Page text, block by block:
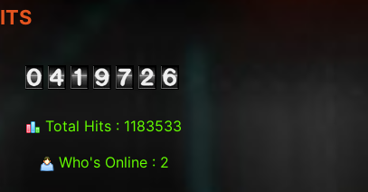
Total Hits : 1183533
Who's Online : 2